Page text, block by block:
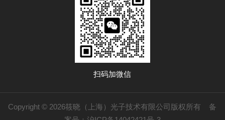
扫码加微信
Copyright © 2026筱晓（上海）光子技术有限公司版权所有 备